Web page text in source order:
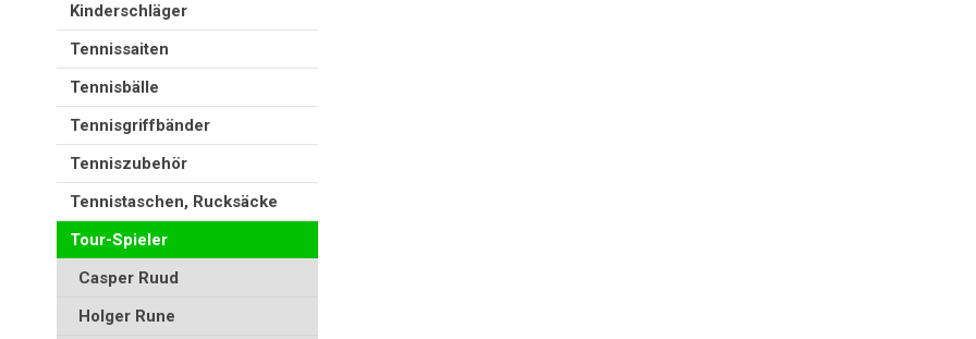
Kinderschläger
Tennissaiten
Tennisbälle
Tennisgriffbänder
Tenniszubehör
Tennistaschen, Rucksäcke
Tour-Spieler
Casper Ruud
Holger Rune